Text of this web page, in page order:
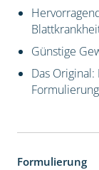
Günstige
Das
Formulierung